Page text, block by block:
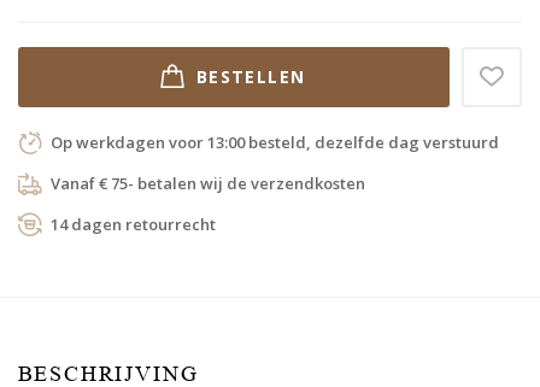
BESTELLEN
Op werkdagen voor 13:00 besteld, dezelfde dag verstuurd
Vanaf € 75- betalen wij de verzendkosten
14 dagen retourrecht
BESCHRIJVING